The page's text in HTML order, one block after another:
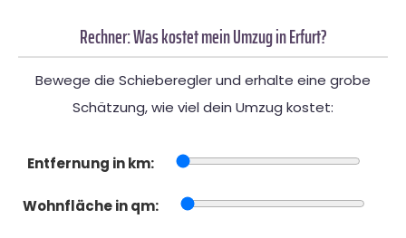
Rechner: Was kostet mein Umzug in Erfurt?
Bewege die Schieberegler und erhalte eine grobe
Schätzung, wie viel dein Umzug kostet:
Entfernung in km:
Wohnfläche in qm: